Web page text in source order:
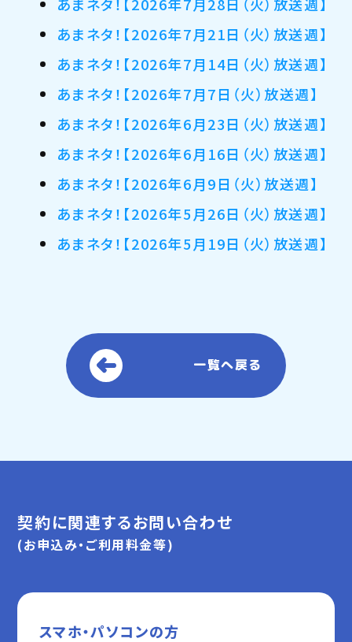
あまネタ！【2026年7月21日（火）放送週】
あまネタ！【2026年7月14日（火）放送週】
あまネタ！【2026年7月7日（火）放送週】
あまネタ！【2026年6月23日（火）放送週】
あまネタ！【2026年6月16日（火）放送週】
あまネタ！【2026年6月9日（火）放送週】
あまネタ！【2026年5月26日（火）放送週】
あまネタ！【2026年5月19日（火）放送週】
一覧へ戻る
契約に関連するお問い合わせ
(お申込み・ご利用料金等)
スマホ・パソコンの方